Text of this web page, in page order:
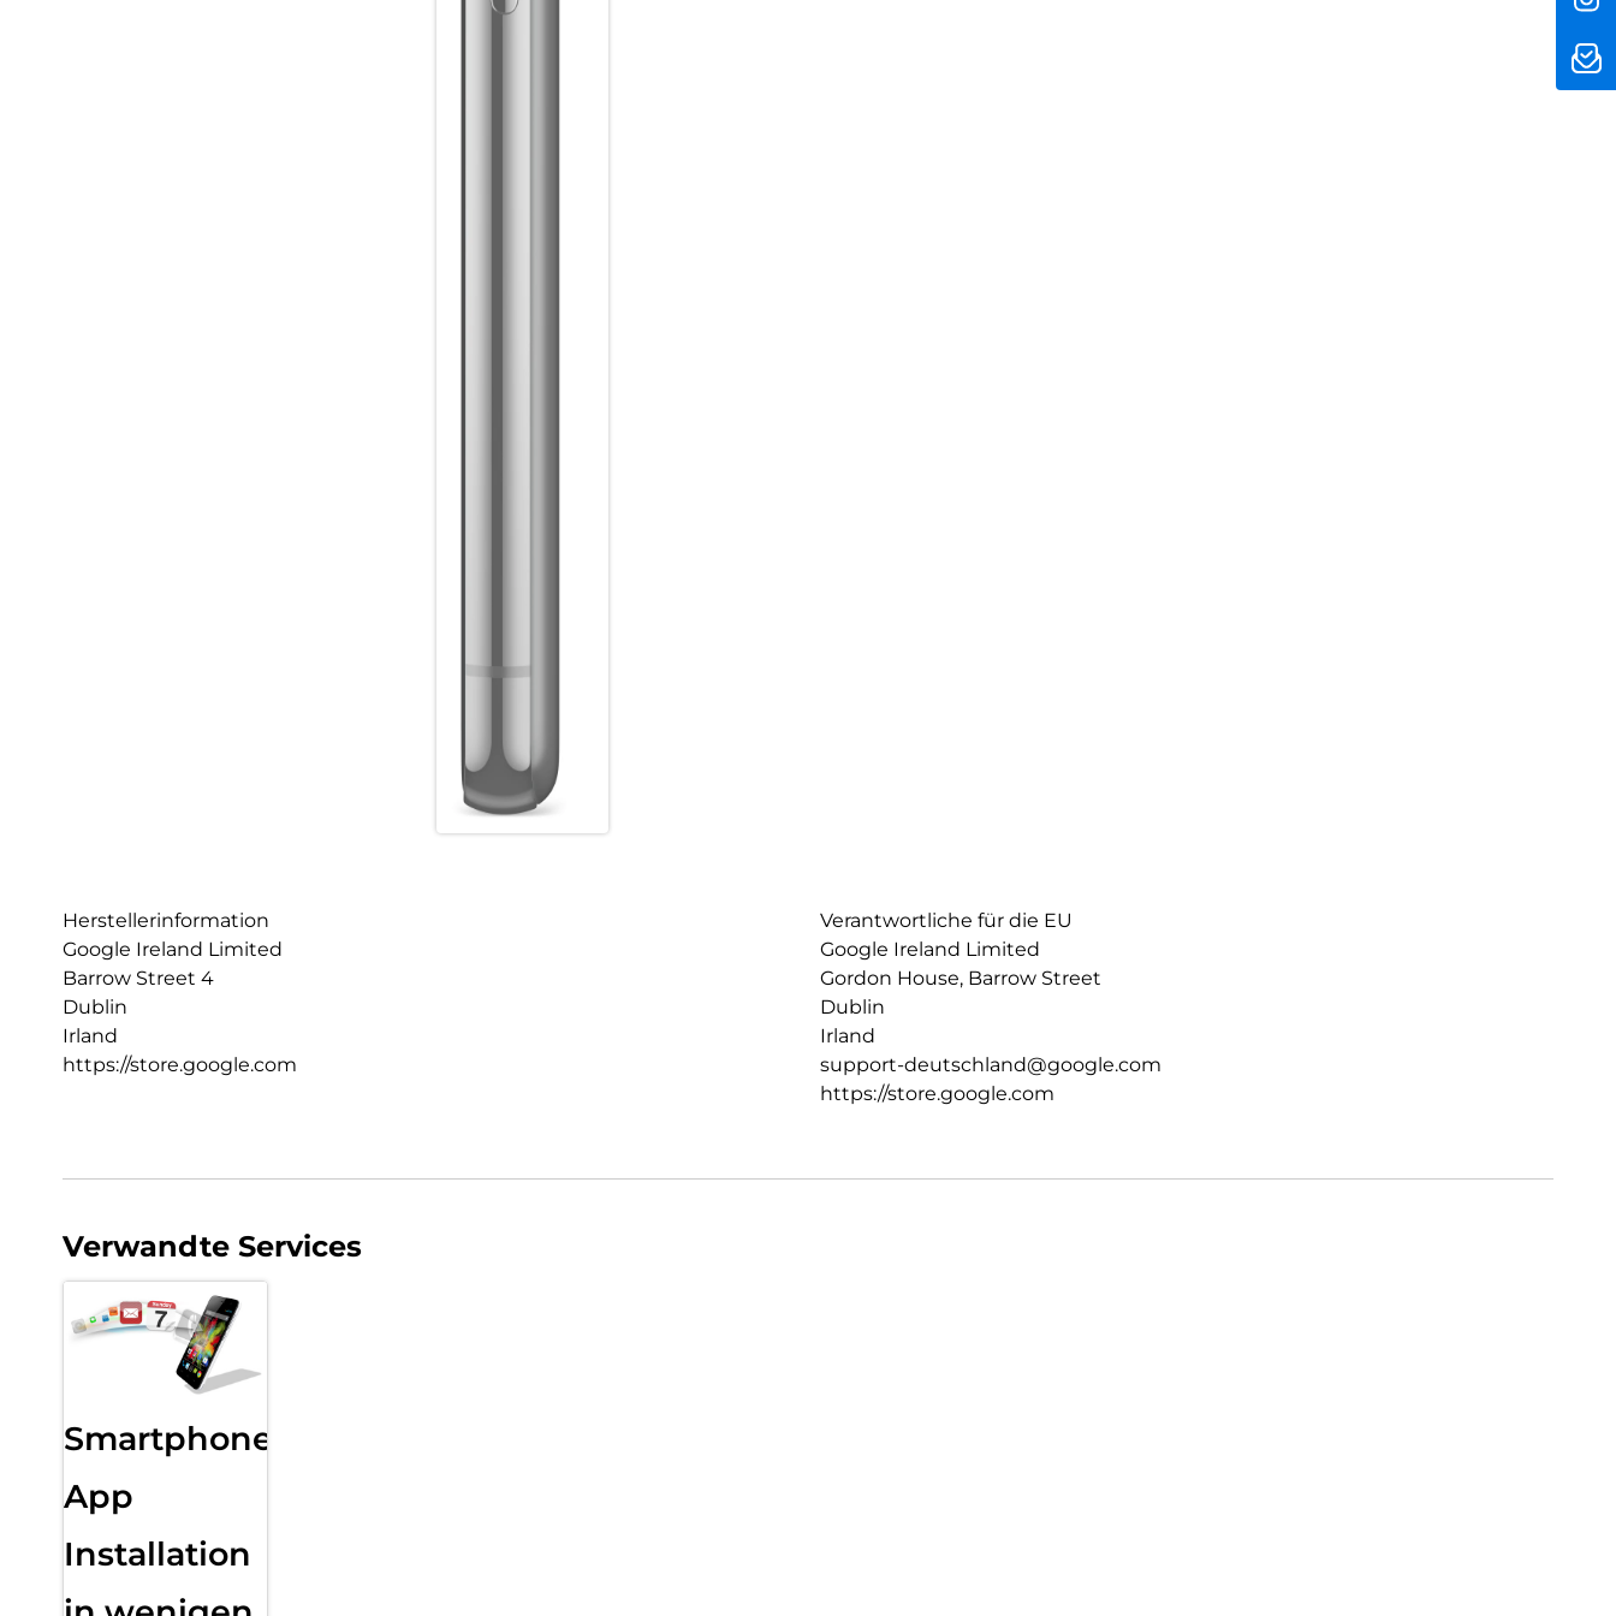
Herstellerinformation
Google Ireland Limited
Barrow Street 4
Dublin
Irland
https://store.google.com
Verantwortliche für die EU
Google Ireland Limited
Gordon House, Barrow Street
Dublin
Irland
support-deutschland@google.com
https://store.google.com
Verwandte Services
Smartphone
App
Installation